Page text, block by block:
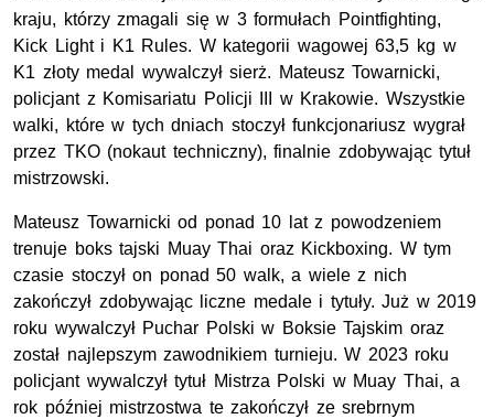
kraju, którzy zmagali się w 3 formułach Pointfighting,
Kick Light i K1 Rules. W kategorii wagowej 63,5 kg w
K1 złoty medal wywalczyłsierż. Mateusz Towarnicki,
policjant z Komisariatu Policji III w Krakowie. Wszystkie
walki, które w tych dniach stoczył funkcjonariusz wygrał
przez TKO (nokaut techniczny), finalnie zdobywając tytuł
mistrzowski.
Mateusz Towarnicki od ponad 10 lat z powodzeniem
trenuje boks tajski Muay Thai oraz Kickboxing. W tym
czasie stoczył on ponad 50 walk, a wiele z nich
zakończył zdobywając liczne medale i tytuły. Już w 2019
roku wywalczył Puchar Polski w Boksie Tajskim oraz
został najlepszym zawodnikiem turnieju. W 2023 roku
policjant wywalczył tytuł Mistrza Polski w Muay Thai, a
rok później mistrzostwa te zakończył ze srebrnym